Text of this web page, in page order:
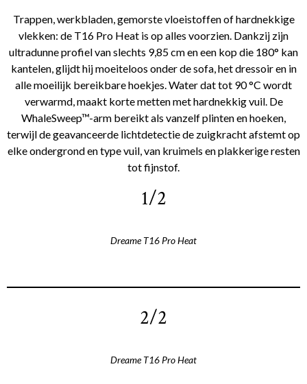
Trappen, werkbladen, gemorste vloeistoffen of hardnekkige
vlekken: de T16 Pro Heat is op alles voorzien. Dankzij zijn
ultradunne profiel van slechts 9,85 cm en een kop die 180° kan
kantelen, glijdt hij moeiteloos onder de sofa, het dressoir en in
alle moeilijk bereikbare hoekjes. Water dat tot 90 °C wordt
verwarmd, maakt korte metten met hardnekkig vuil. De
WhaleSweep™-arm bereikt als vanzelf plinten en hoeken,
terwijl de geavanceerde lichtdetectie de zuigkracht afstemt op
elke ondergrond en type vuil, van kruimels en plakkerige resten
tot fijnstof.
1/2
Dreame T16 Pro Heat
2/2
Dreame T16 Pro Heat